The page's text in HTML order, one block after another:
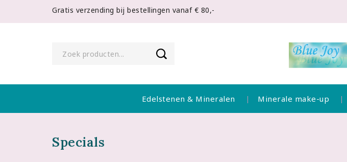
Gratis verzending bij bestellingen vanaf € 80,-
Edelstenen & Mineralen Minerale make-up
Specials